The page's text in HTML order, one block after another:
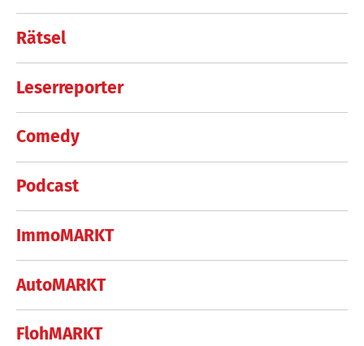
Rätsel
Leserreporter
Comedy
Podcast
ImmoMARKT
AutoMARKT
FlohMARKT